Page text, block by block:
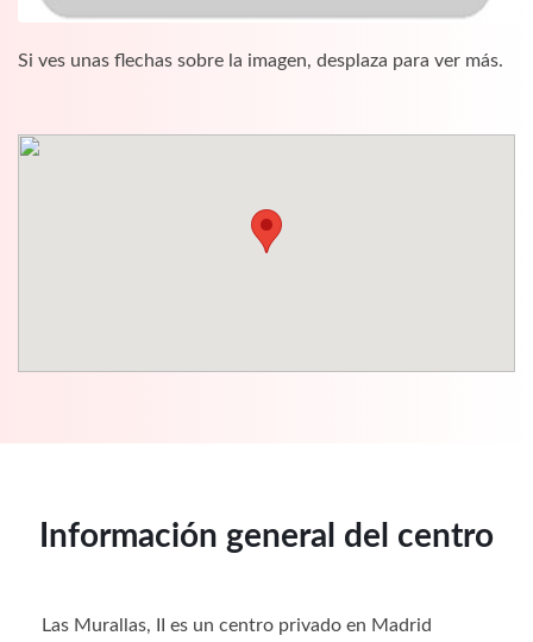
Si ves unas flechas sobre la imagen, desplaza para ver más.
Información general del centro
Las Murallas, II es un centro privado en Madrid